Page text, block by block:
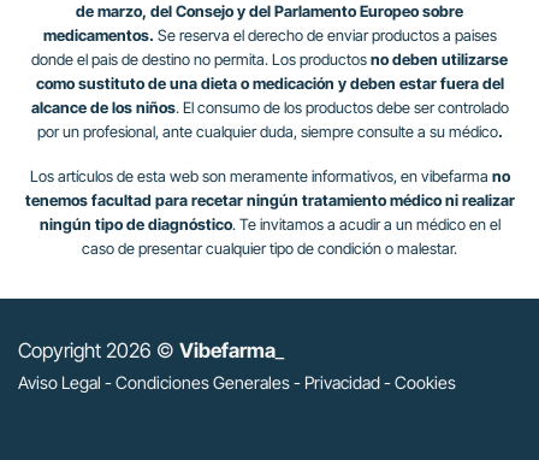
de marzo, del Consejo y del Parlamento Europeo sobre
medicamentos. Se reserva el derecho de enviar productos a paises
donde el pais de destino no permita. Los productos no deben utilizarse
como sustituto de una dieta o medicación y deben estar fuera del
alcance de los niños. El consumo de los productos debe ser controlado
por un profesional, ante cualquier duda, siempre consulte a su médico.
Los artículos de esta web son meramente informativos, en vibefarma no
tenemos facultad para recetar ningún tratamiento médico ni realizar
ningún tipo de diagnóstico. Te invitamos a acudir a un médico en el
caso de presentar cualquier tipo de condición o malestar.
Copyright 2026 © Vibefarma
Aviso Legal -Condiciones Generales- Privacidad-Cookies